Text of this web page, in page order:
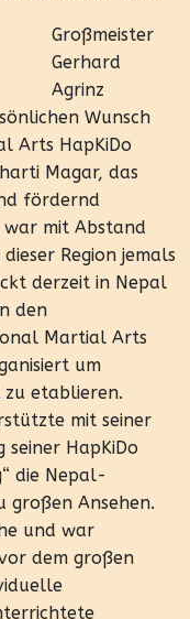
Großmeister
Gerhard
Agrinz
Wunsch
Arts HapKiDo
Magar, das
fördernd
war mit Abstand
Region jemals
derzeit in Nepal
den
Martial Arts
um
zu etablieren.
mit seiner
HapKiDo
die Nepal-
großen Ansehen.
und war
dem großen